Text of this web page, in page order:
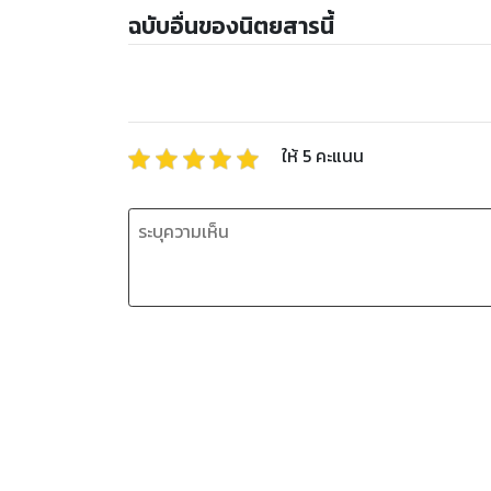
ฉบับอื่นของนิตยสารนี้
ให้ 5 คะแนน